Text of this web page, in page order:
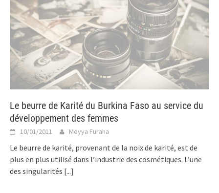
Le beurre de Karité du Burkina Faso au service du
développement des femmes
10/01/2011 Meyya Furaha
Le beurre de karité, provenant de la noix de karité, est de
plus en plus utilisé dans l’industrie des cosmétiques. L’une
des singularités [...]